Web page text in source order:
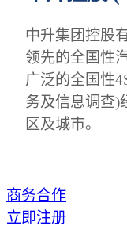
中升集团控股
领先的全国性
广泛的全国性
务及信息调查)
区及城市。
商务合作
立即注册